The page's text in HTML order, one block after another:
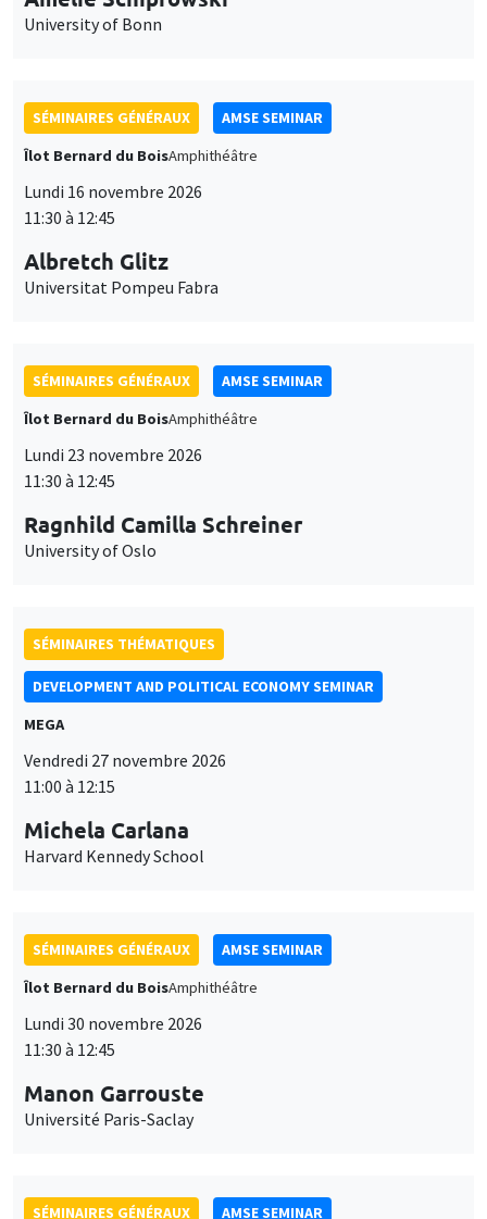
Îlot Bernard du BoisAmphithéâtre
Lundi 16 novembre 2026
11:30 à 12:45
Albretch Glitz
Universitat Pompeu Fabra
Îlot Bernard du BoisAmphithéâtre
Lundi 23 novembre 2026
11:30 à 12:45
Ragnhild Camilla Schreiner
University of Oslo
DEVELOPMENT AND POLITICAL ECONOMY SEMINAR
MEGA
Vendredi 27 novembre 2026
11:00 à 12:15
Michela Carlana
Harvard Kennedy School
Îlot Bernard du BoisAmphithéâtre
Lundi 30 novembre 2026
11:30 à 12:45
Manon Garrouste
Université Paris-Saclay